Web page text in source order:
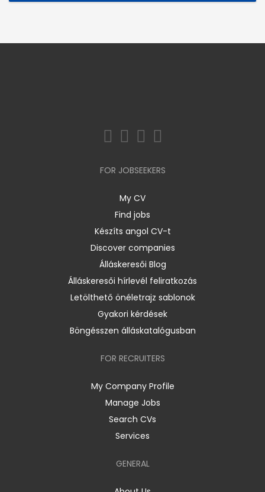
FOR JOBSEEKERS
My CV
Find jobs
Készíts angol CV-t
Discover companies
Álláskeresői Blog
Álláskeresői hírlevél feliratkozás
Letölthető önéletrajz sablonok
Gyakori kérdések
Böngésszen álláskatalógusban
FOR RECRUITERS
My Company Profile
Manage Jobs
Search CVs
Services
GENERAL